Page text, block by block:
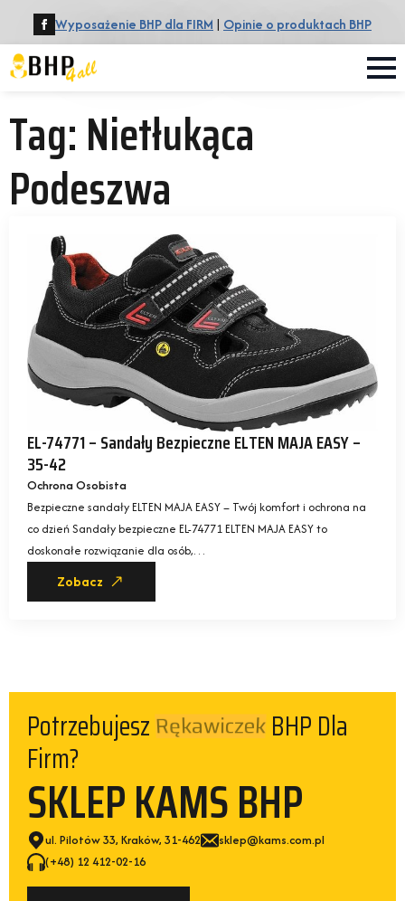
Wyposażenie BHP dla FIRM | Opinie o produktach BHP
Tag:Nietłukąca
Podeszwa
EL-74771 – Sandały Bezpieczne ELTEN MAJA EASY –
35-42
Ochrona Osobista
Bezpieczne sandały ELTEN MAJA EASY – Twój komfort i ochrona na
co dzień Sandały bezpieczne EL-74771 ELTEN MAJA EASY to
doskonałe rozwiązanie dla osób,…
Zobacz
Potrzebujesz Kamizelek BHP Dla
Firm?
SKLEP KAMS BHP
ul. Pilotów 33, Kraków, 31-462
sklep@kams.com.pl
(+48) 12 412-02-16